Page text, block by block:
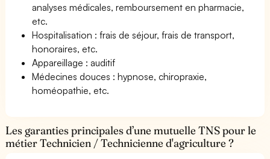
analyses médicales, remboursement en pharmacie,
etc.
Hospitalisation : frais de séjour, frais de transport,
honoraires, etc.
Appareillage : auditif
Médecines douces : hypnose, chiropraxie,
homéopathie, etc.
Les garanties principales d’une mutuelle TNS pour le
métier Technicien / Technicienne d'agriculture ?